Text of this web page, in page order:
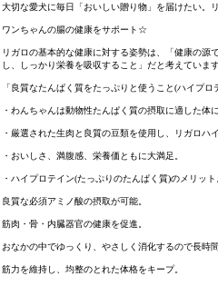
大切な愛犬に毎日「おいしい贈り物」を届けたい。
ワンちゃんの腸の健康をサポート☆
リガロの基本的な健康に対する姿勢は、「健康の源
し、しっかり栄養を吸収すること」だと考えています
「良質なたんぱく質をたっぷりと使うこと(ハイプロ
・わんちゃんは動物性たんぱく質の摂取に適した体
・厳選された生肉と良質の豆類を使用し、リガロハ
・おいしさ、満腹感、栄養価ともに大満足。
・ハイプロテイン(たっぷりのたんぱく質)のメリット
良質な必須アミノ酸の摂取が可能。
筋肉・骨・内臓器官の健康を促進。
おなかの中でゆっくり、やさしく消化するので長時
筋力を維持し、均整のとれた体格をキープ。